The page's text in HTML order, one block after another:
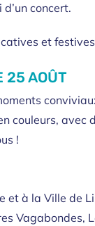
concert.
et
25 AOÛT
couleurs, avec
!
et à la Ville de
Vagabondes,